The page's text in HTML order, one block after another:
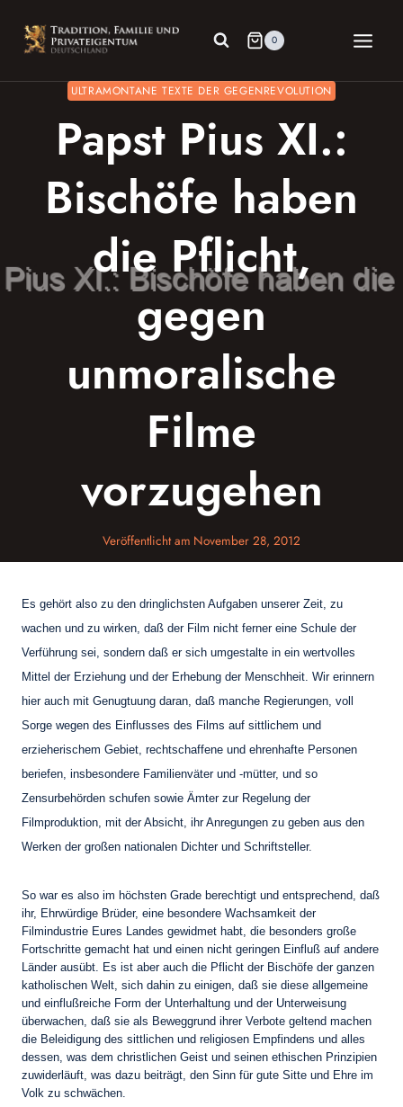
Inhalt
springen
0
ULTRAMONTANE TEXTE DER GEGENREVOLUTION
Papst Pius XI.:
Bischöfe haben
die Pflicht,
gegen
unmoralische
Filme
vorzugehen
Veröffentlicht am November 28, 2012
Es gehört also zu den dringlichsten Aufgaben unserer Zeit, zu
wachen und zu wirken, daß der Film nicht ferner eine Schule der
Verführung sei, sondern daß er sich umgestalte in ein wertvolles
Mittel der Erziehung und der Erhebung der Menschheit. Wir erinnern
hier auch mit Genugtuung daran, daß manche Regierungen, voll
Sorge wegen des Einflusses des Films auf sittlichem und
erzieherischem Gebiet, rechtschaffene und ehrenhafte Personen
beriefen, insbesondere Familienväter und -mütter, und so
Zensurbehörden schufen sowie Ämter zur Regelung der
Filmproduktion, mit der Absicht, ihr Anregungen zu geben aus den
Werken der großen nationalen Dichter und Schriftsteller.
So war es also im höchsten Grade berechtigt und entsprechend, daß
ihr, Ehrwürdige Brüder, eine besondere Wachsamkeit der
Filmindustrie Eures Landes gewidmet habt, die besonders große
Fortschritte gemacht hat und einen nicht geringen Einfluß auf andere
Länder ausübt. Es ist aber auch die Pflicht der Bischöfe der ganzen
katholischen Welt, sich dahin zu einigen, daß sie diese allgemeine
und einflußreiche Form der Unterhaltung und der Unterweisung
überwachen, daß sie als Beweggrund ihrer Verbote geltend machen
die Beleidigung des sittlichen und religiosen Empfindens und alles
dessen, was dem christlichen Geist und seinen ethischen Prinzipien
zuwiderläuft, was dazu beiträgt, den Sinn für gute Sitte und Ehre im
Volk zu schwächen.